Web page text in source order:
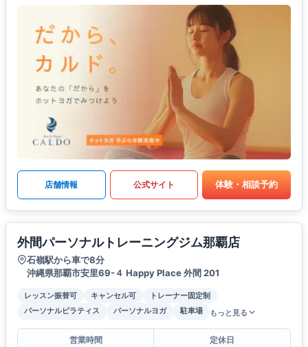
店舗情報 公式サイト 体験・相談予約
外間パーソナルトレーニングジム那覇店
石嶺駅から車で8分
沖縄県那覇市安里69-４ Happy Place 外間 201
レッスン振替可 キャンセル可
トレーナー固定制
パーソナルピラティス
パーソナルヨガ 駐車場 もっと見る
営業時間
定休日